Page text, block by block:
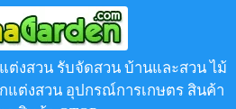
ต่งสวน รับจัดสวน บ้านและสวน ไม้
ต่งสวน อุปกรณ์การเกษตร สินค้า